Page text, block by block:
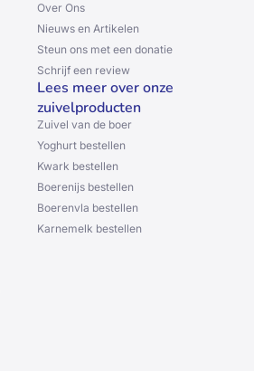
Over Ons
Nieuws en Artikelen
Steun ons met een donatie
Schrijf een review
Lees meer over onze
zuivelproducten
Zuivel van de boer
Yoghurt bestellen
Kwark bestellen
Boerenijs bestellen
Boerenvla bestellen
Karnemelk bestellen